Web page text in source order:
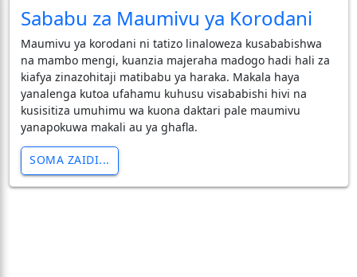
Sababu za Maumivu ya Korodani
Maumivu ya korodani ni tatizo linaloweza kusababishwa
na mambo mengi, kuanzia majeraha madogo hadi hali za
kiafya zinazohitaji matibabu ya haraka. Makala haya
yanalenga kutoa ufahamu kuhusu visababishi hivi na
kusisitiza umuhimu wa kuona daktari pale maumivu
yanapokuwa makali au ya ghafla.
SOMA ZAIDI...